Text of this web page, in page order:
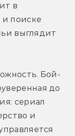
в
поиске
выглядит
Бой-
до
сериал
и